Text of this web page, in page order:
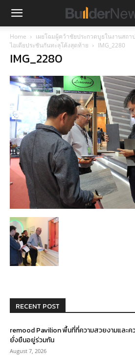
Home
เผยโฉมผู้คว้าชัยประกวดบูธในงานสถา
ไอเดียประชันกันทะลุโค้งสุดท้าย
IMG_2280
IMG_2280
RECENT POST
remood Pavilion พื้นที่ที่ความสวยงามและค
ยั่งยืนอยู่ร่วมกัน
August 7, 2026